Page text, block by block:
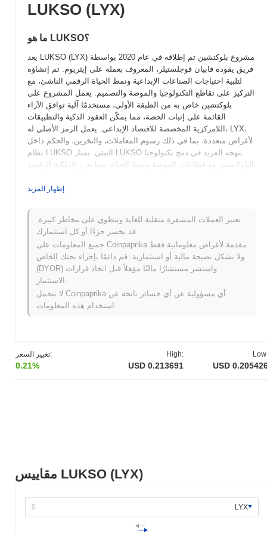
مقاييس LUKSO (LYX)
LYX
تغيير السعر:
0.21%
High:
USD 0.213691 USD
LUKSO (LYX)
ما هو LUKSO؟
يعد LUKSO (LYX) مشروع بلوكتشين تم إطلاقه في عام 2020 بواسطة
فريق يقوده فابيان فوجلستيلر، المعروف بعمله على إيثريوم. تم إنشاؤه
لتلبية احتياجات الصناعات الإبداعية ونمط الحياة الرقمي الناشئ، مع
التركيز على تقاطع التكنولوجيا والموضة والتصميم. يعمل المشروع على
بلوكتشين خاص به من الطبقة الأولى، مستخدمًا آلية توافق الآراء
القائمة على إثبات الحصة، مما يمكّن العقود الذكية والتطبيقات
اللامركزية المخصصة للاقتصاد الإبداعي. يعمل الرمز الأصلي له، LYX،
لأغراض متعددة، بما في ذلك رسوم المعاملات، والتخزين، والحكم داخل
نظام LUKSO البيئي. يمتاز LUKSO بنهجه الفريد في دمج تكنولوجيا
البلوكتشين مع قطاعات الموضة ونمط الحياة، مما يعزز الملكية الرقمية
اللامركزية. يهدف هذا التوجه إلى تمكين المبدعين والمستهلكين على
متى وكيف بدأ LUKSO؟
هيرنانديز، مع المؤسس المشارك وخبير البلوكتشين، فابيان فوجلستيلر،
ورقة بيضاء. حددت هذه الوثيقة الرؤية لنظام بلوكتشين جديد يركز على
الصناعات الإبداعية وتطبيقات نمط الحياة الرقمية. أطلق المشروع
شبكة الاختبار الخاصة به، المعروفة باسم LUKSO Testnet، في يونيو
2021، مما سمح للمطورين بتجربة ميزات ووظائف المنصة. تبع ذلك
الاجتماعية. حدث التوزيع الأولي لرموز LUKSO من خلال نموذج إطلاق
عادل، والذي يهدف إلى ضمان الوصول العادل إلى الرمز للمستخدمين
للتطبيقات اللامركزية. بالإضافة إلى ذلك، يعمل LUKSO على التكامل
مع شركاء مختلفين لتوسيع نطاقه وفائدته داخل مجال البلوكتشين، مع
الحكم مدرجة على جدول الأعمال، مع خطط لإجراء تصويت من المجتمع
لتشكيل الاتجاه المستقبلي للمنصة. تهدف هذه المعالم إلى تحسين
تجربة المستخدم وتعزيز نظام بيئي نابض بالحياة، مع تتبع التقدم من
إظهار المزيد
تعتبر العملات المشفرة متقلبة للغاية وتنطوي على مخاطر كبيرة.
قد تخسر جزءًا أو كل استثمارك.
جميع المعلومات على Coinpaprika مقدمة لأغراض معلوماتية فقط
ولا تشكل نصيحة مالية أو استثمارية. قم دائمًا بإجراء بحثك الخاص
(DYOR) واستشر مستشارًا ماليًا مؤهلاً قبل اتخاذ قرارات
لا تتحمل Coinpaprika أي مسؤولية عن أي خسائر ناتجة عن